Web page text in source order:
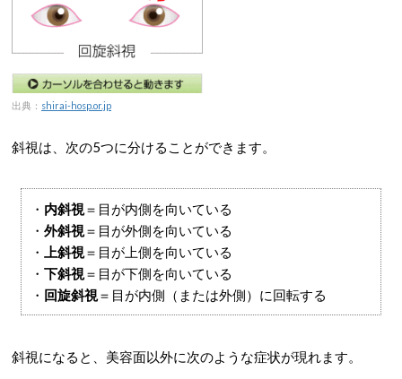
出典： shirai-hosp.or.jp
斜視は、次の5つに分けることができます。
・ 内斜視＝目が内側を向いている
・ 外斜視＝目が外側を向いている
・
上斜視＝目が上側を向いている
・ 下斜視＝目が下側を向いている
・ 回旋斜視＝目が内側（または外側）に回転する
斜視になると、美容面以外に次のような症状が現れます。